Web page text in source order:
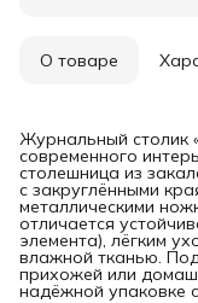
О товаре
Журнальный столик
современного
столешница из
с закруглёнными
металлическими
отличается
элемента), лёгким
влажной тканью.
прихожей или
надёжной упаковке